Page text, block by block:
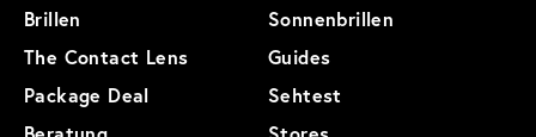
Brillen
Sonnenbrillen
The Contact Lens
Guides
Package Deal
Sehtest